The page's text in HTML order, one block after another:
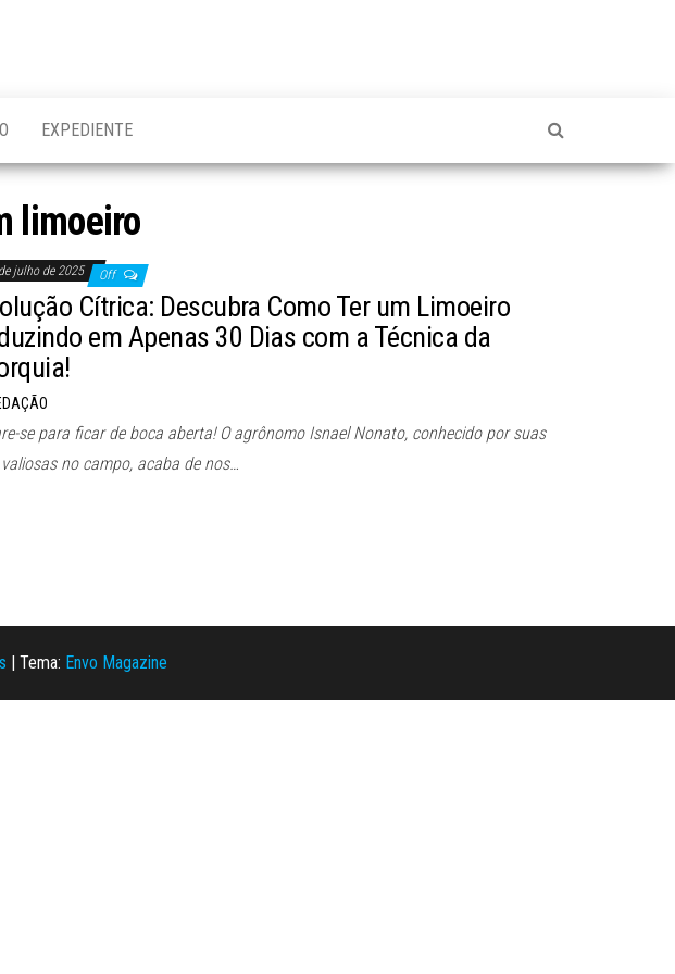
EXPEDIENTE
limoeiro
julho de 2025 Off
Cítrica: Descubra Como Ter um Limoeiro
em Apenas 30 Dias com a Técnica da
se para ficar de boca aberta! O agrônomo Isnael Nonato, conhecido por suas
no campo, acaba de nos…
Tema: Envo Magazine